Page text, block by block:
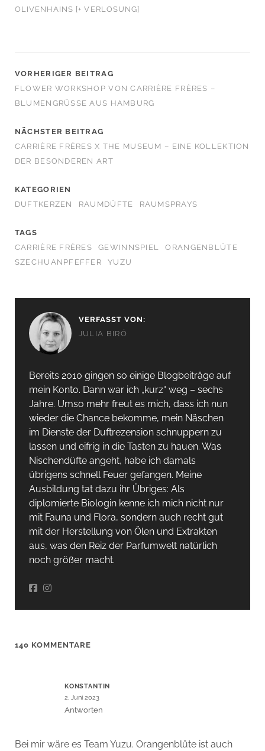
OLIVENHAINS [+ VERLOSUNG]
VORHERIGER BEITRAG
FLOWER WORKSHOP VON CARRIÈRE FRÈRES –
BLUMENGRÜSSE AUS HAMBURG
NÄCHSTER BEITRAG
CARRIÈRE FRÈRES X THE MUSEUM – EINE KOLLEKTION
DER BESONDEREN ART
KATEGORIEN
DUFTKERZEN
RAUMDÜFTE RAUMSPRAYS
TAGS
CARRIÈRE FRÈRES
GEWINNSPIEL
ORANGENBLÜTE
SZECHUANPFEFFER
YUZU
VERFASST VON:
JULIA BIRÓ
Bereits 2010 gingen so einige Blogbeiträge auf
mein Konto. Dann war ich „kurz“ weg – sechs
Jahre. Umso mehr freut es mich, dass ich nun
wieder die Chance bekomme, mein Näschen
im Dienste der Duftrezension schnuppern zu
lassen und eifrig in die Tasten zu hauen. Was
Nischendüfte angeht, habe ich damals
übrigens schnell Feuer gefangen. Meine
Ausbildung tat dazu ihr Übriges: Als
diplomierte Biologin kenne ich mich nicht nur
mit Fauna und Flora, sondern auch recht gut
mit der Herstellung von Ölen und Extrakten
aus, was den Reiz der Parfumwelt natürlich
noch größer macht.
140 KOMMENTARE
KONSTANTIN
2. Juni 2023
Antworten
Bei mir wäre es Team Yuzu. Orangenblüte ist auch